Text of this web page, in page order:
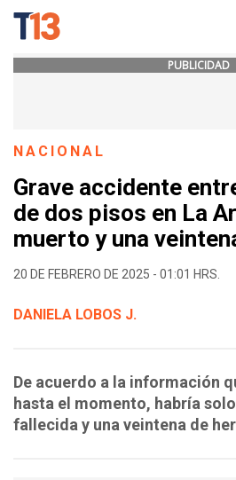
PUBLICIDAD
NACIONAL
Grave accidente
de dos pisos en La
muerto y una
20 DE FEBRERO DE 2025 - 01:01 HRS.
DANIELA LOBOS J.
De acuerdo a la información
hasta el momento, habría
fallecida y una veintena de